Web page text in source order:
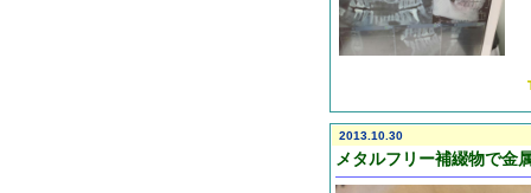
2013.10.30
メタルフリー補綴物で金